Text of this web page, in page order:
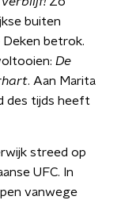
buiten
betrok.
De
. Aan Marita
des tijds heeft
streed op
UFC. In
vanwege